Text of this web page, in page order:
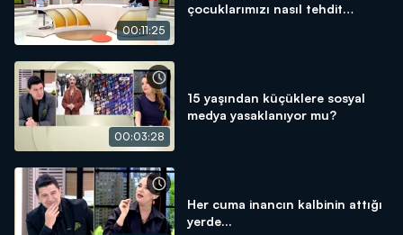
00:11:25
çocuklarımızı nasıl tehdit
00:03:28
15 yaşından küçüklere sosyal
medya yasaklanıyor mu?
Her cuma inancın kalbinin attığı
yerde...